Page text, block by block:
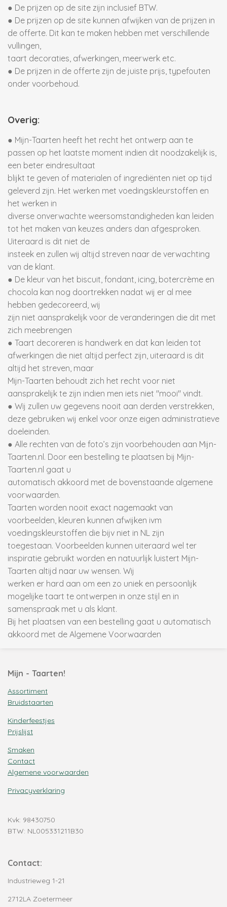
● De prijzen op de site zijn inclusief BTW.
● De prijzen op de site kunnen afwijken van de prijzen in
de offerte. Dit kan te maken hebben met verschillende
vullingen,
taart decoraties, afwerkingen, meerwerk etc.
● De prijzen in de offerte zijn de juiste prijs, typefouten
onder voorbehoud.
Overig:
● Mijn-Taarten heeft het recht het ontwerp aan te
passen op het laatste moment indien dit noodzakelijk is,
een beter eindresultaat
blijkt te geven of materialen of ingrediënten niet op tijd
geleverd zijn. Het werken met voedingskleurstoffen en
het werken in
diverse onverwachte weersomstandigheden kan leiden
tot het maken van keuzes anders dan afgesproken.
Uiteraard is dit niet de
insteek en zullen wij altijd streven naar de verwachting
van de klant.
● De kleur van het biscuit, fondant, icing, botercrème en
chocola kan nog doortrekken nadat wij er al mee
hebben gedecoreerd, wij
zijn niet aansprakelijk voor de veranderingen die dit met
zich meebrengen
● Taart decoreren is handwerk en dat kan leiden tot
afwerkingen die niet altijd perfect zijn, uiteraard is dit
altijd het streven, maar
Mijn-Taarten behoudt zich het recht voor niet
aansprakelijk te zijn indien men iets niet "mooi" vindt.
● Wij zullen uw gegevens nooit aan derden verstrekken,
deze gebruiken wij enkel voor onze eigen administratieve
doeleinden.
● Alle rechten van de foto’s zijn voorbehouden aan Mijn-
Taarten.nl. Door een bestelling te plaatsen bij Mijn-
Taarten.nl gaat u
automatisch akkoord met de bovenstaande algemene
voorwaarden.
Taarten worden nooit exact nagemaakt van
voorbeelden, kleuren kunnen afwijken ivm
voedingskleurstoffen die bijv niet in NL zijn
toegestaan. Voorbeelden kunnen uiteraard wel ter
inspiratie gebruikt worden en natuurlijk luistert Mijn-
Taarten altijd naar uw wensen. Wij
werken er hard aan om een zo uniek en persoonlijk
mogelijke taart te ontwerpen in onze stijl en in
samenspraak met u als klant.
Bij het plaatsen van een bestelling gaat u automatisch
akkoord met de Algemene Voorwaarden
Mijn - Taarten!
Assortiment
Bruidstaarten
Kinderfeestjes
Prijslijst
Smaken
Contact
Algemene voorwaarden
Privacyverklaring
Kvk: 98430750
BTW: NL005331211B30
Contact:
Industrieweg 1-21
2712LA Zoetermeer